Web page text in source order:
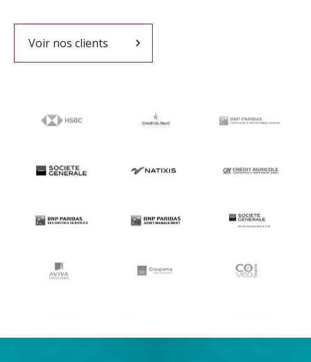
Voir nos clients